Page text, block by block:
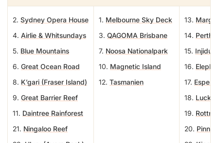
2. Sydney Opera House
4. Airlie & Whitsundays
5. Blue Mountains
6. Great Ocean Road
8. K’gari (Fraser Island)
9. Great Barrier Reef
11. Daintree Rainforest
21. Ningaloo Reef
1. Melbourne Sky Deck
3. QAGOMA Brisbane
7. Noosa Nationalpark
10. Magnetic Island
12. Tasmanien
13.
14. Perth
15. Injidup
16.
17.
18. Lucky
19.
20.